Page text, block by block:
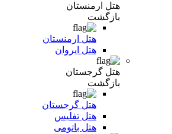
هتل ارمنستان
بازگشت
هتل ارمنستان
هتل ایروان
هتل گرجستان
بازگشت
هتل گرجستان
هتل تفلیس
هتل باتومی